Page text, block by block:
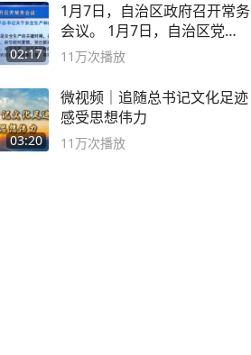
02:17
1月7日，自治区政府召开常务
会议。 1月7日，自治区党委
副书记
11万次播放
03:20
微视频｜追随总书记文化足迹
感受思想伟力
11万次播放